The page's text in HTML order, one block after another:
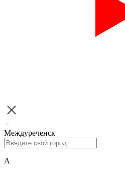
Междуреченск
А